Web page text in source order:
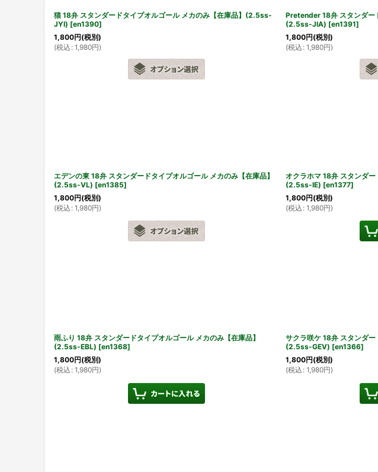
猫 18弁 スタンダードタイプオルゴール メカのみ【在庫品】(2.5ss-
JYI) [en1390]
1,800円(税別)
(税込 : 1,980円)
Pretender 18弁 スタンダー
(2.5ss-JIA) [en1391]
1,800円(税別)
(税込 : 1,980円)
エデンの東 18弁 スタンダードタイプオルゴール メカのみ【在庫品】
(2.5ss-VL) [en1385]
1,800円(税別)
(税込 : 1,980円)
オクラホマ 18弁 スタンダー
(2.5ss-IE) [en1377]
1,800円(税別)
(税込 : 1,980円)
雨ふり 18弁 スタンダードタイプオルゴール メカのみ【在庫品】
(2.5ss-EBL) [en1368]
1,800円(税別)
(税込 : 1,980円)
サクラ咲ケ 18弁 スタンダー
(2.5ss-GEV) [en1366]
1,800円(税別)
(税込 : 1,980円)